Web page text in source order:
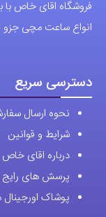
انواع ساعت مچی
دسترسی سریع
نحوه ارسال
شرایط و قوانین
درباره اقای خاص
پرسش های رایج
پوشاک اورجینال